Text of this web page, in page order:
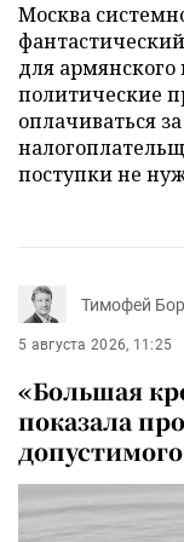
Москва
для
политические
оплачиваться
поступки не
Тимофей
5 августа 2026, 11:25
«Большая
показала
допустимого